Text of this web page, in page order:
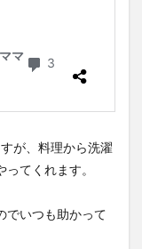
が、料理から洗濯
てくれます。
でいつも助かって